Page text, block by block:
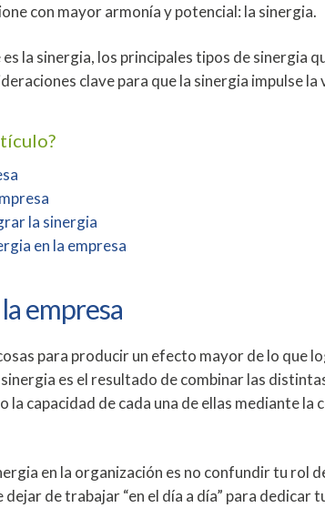
con mayor armonía y potencial: la sinergia.
la sinergia, los principales tipos de sinergia
clave para que la sinergia impulse
la sinergia
en la empresa
empresa
para producir un efecto mayor de lo que
es el resultado de combinar las
capacidad de cada una de ellas mediante la
en la organización es no confundir tu rol
de trabajar “en el día a día” para dedicar